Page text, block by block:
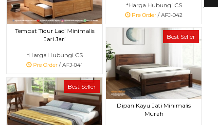
*Harga Hubungi CS
Pre Order / AFJ-042
Tempat Tidur Laci Minimalis
Jari Jari
*Harga Hubungi CS
Pre Order / AFJ-041
Best Seller
Dipan Kayu Jati Minimalis
Murah
Best Seller